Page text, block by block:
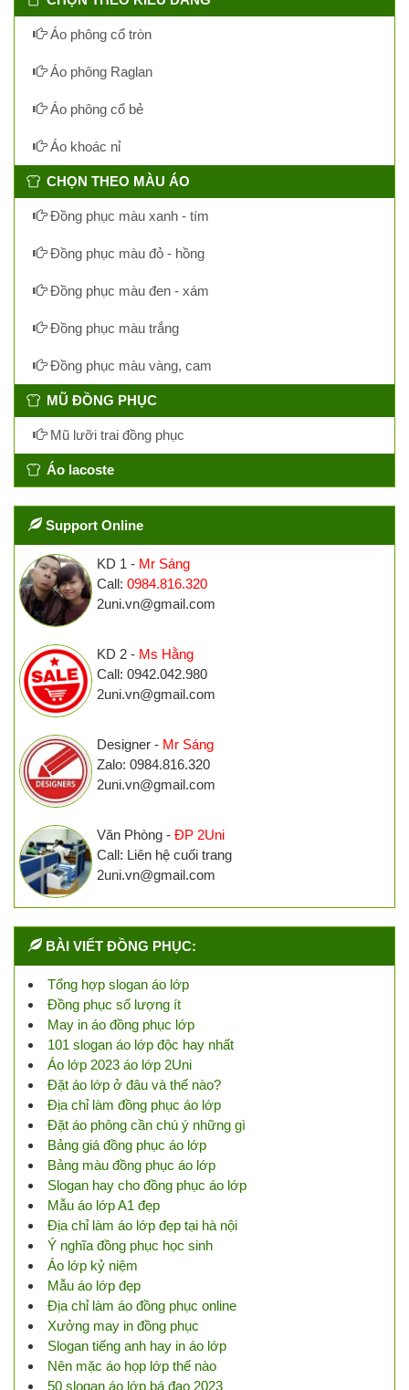
Áo phông cổ tròn
Áo phông Raglan
Áo phông cổ bẻ
Áo khoác nỉ
CHỌN THEO MÀU ÁO
Đồng phục màu xanh - tím
Đồng phục màu đỏ - hồng
Đồng phục màu đen - xám
Đồng phục màu trắng
Đồng phục màu vàng, cam
MŨ ĐỒNG PHỤC
Mũ lưỡi trai đồng phục
Áo lacoste
Support Online
KD 1 - Mr Sáng
Call: 0984.816.320
2uni.vn@gmail.com
KD 2 - Ms Hằng
Call: 0942.042.980
2uni.vn@gmail.com
Designer - Mr Sáng
Zalo: 0984.816.320
2uni.vn@gmail.com
Văn Phòng - ĐP 2Uni
Call: Liên hệ cuối trang
2uni.vn@gmail.com
BÀI VIẾT ĐỒNG PHỤC:
Tổng hợp slogan áo lớp
Đồng phục số lượng ít
May in áo đồng phục lớp
101 slogan áo lớp độc hay nhất
Áo lớp 2023 áo lớp 2Uni
Đặt áo lớp ở đâu và thế nào?
Địa chỉ làm đồng phục áo lớp
Đặt áo phông cần chú ý những gì
Bảng giá đồng phục áo lớp
Bảng màu đồng phục áo lớp
Slogan hay cho đồng phục áo lớp
Mẫu áo lớp A1 đẹp
Địa chỉ làm áo lớp đẹp tại hà nội
Ý nghĩa đồng phục học sinh
Áo lớp kỷ niệm
Mẫu áo lớp đẹp
Địa chỉ làm áo đồng phục online
Xưởng may in đồng phục
Slogan tiếng anh hay in áo lớp
Nên mặc áo họp lớp thế nào
50 slogan áo lớp bá đạo 2023